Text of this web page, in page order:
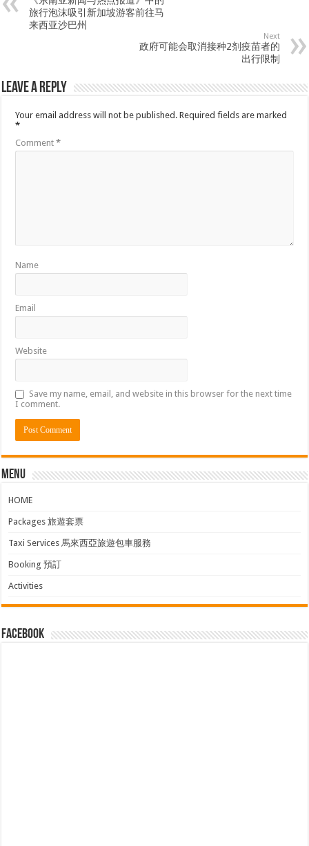
旅行泡沫吸引新加坡游客前往马
来西亚沙巴州
Next
政府可能会取消接种2剂疫苗者的
出行限制
Leave a Reply
Your email address will not be published. Required fields are marked
*
Comment*
Name
Email
Website
Save my name, email, and website in this browser for the next time
I comment.
Menu
HOME
Packages 旅遊套票
Taxi Services 馬來西亞旅遊包車服務
Booking 預訂
Activities
facebook